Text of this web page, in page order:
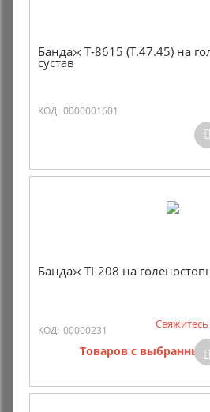
Бандаж Т-8615 (Т.47.45) на
сустав
КОД: 0000001601
Бандаж TI-208 на
КОД: 00000231
Товаров с